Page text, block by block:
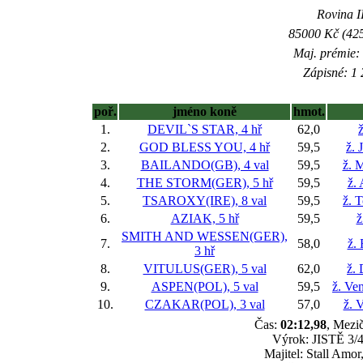
Rovina
85000 Kč
Maj. prémie:
Zápisné: 1
poř. jméno koně
hmot.
1.
DEVIL`S STAR, 4 hř 62,0
2.
GOD BLESS YOU, 4 hř 59,5
ž.
3.
BAILANDO(GB), 4 val 59,5
ž.
4.
THE STORM(GER), 5 hř 59,5
ž.
5.
TSAROXY(IRE), 8 val 59,5
ž.
6.
AZIAK, 5 hř 59,5
7.
SMITH AND WESSEN(GER),
3 hř
58,0
ž.
8.
VITULUS(GER), 5 val 62,0
ž.
9.
ASPEN(POL), 5 val 59,5
ž.
10.
CZAKAR(POL), 3 val 57,0
ž.
Čas: 02:12,98,
Výrok: JISTĚ 3/
Majitel: Stall